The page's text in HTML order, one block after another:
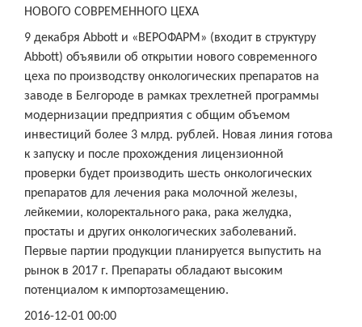
НОВОГО СОВРЕМЕННОГО ЦЕХА
9 декабря Abbott и «ВЕРОФАРМ» (входит в структуру
Abbott) объявили об открытии нового современного
цеха по производству онкологических препаратов на
заводе в Белгороде в рамках трехлетней программы
модернизации предприятия с общим объемом
инвестиций более 3 млрд. рублей. Новая линия готова
к запуску и после прохождения лицензионной
проверки будет производить шесть онкологических
препаратов для лечения рака молочной железы,
лейкемии, колоректального рака, рака желудка,
простаты и других онкологических заболеваний.
Первые партии продукции планируется выпустить на
рынок в 2017 г. Препараты обладают высоким
потенциалом к импортозамещению.
2016-12-01 00:00